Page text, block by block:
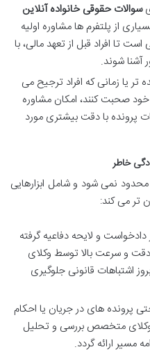
سوالات حقوقی خانواده آنلاین
از پلتفرم ها مشاوره اولیه
تا افراد قبل از تعهد مالی، با
شوند.
تر یا زمانی که افراد ترجیح می
صحبت کنند، امکان مشاوره
پرونده با دقت بیشتری مورد
خاطر
نمی شود و شامل ابزارهایی
تر می کند:
دادخواست و لایحه دفاعیه گرفته
دقت و سرعت بالا توسط وکلای
اشتباهات قانونی جلوگیری
پرونده های در جریان یا احکام
متخصص بررسی و تحلیل
مسیر ارائه گردد.